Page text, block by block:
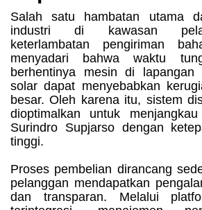
Salah satu hambatan utama
industri di kawasan
keterlambatan pengiriman
menyadari bahwa waktu
berhentinya mesin di lapangan
solar dapat menyebabkan
besar. Oleh karena itu, sistem
dioptimalkan untuk
Surindro Supjarso dengan
tinggi.
Proses pembelian dirancang
pelanggan mendapatkan
dan transparan. Melalui